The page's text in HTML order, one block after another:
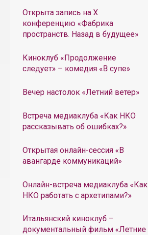
Открыта запись на X
конференцию «Фабрика
пространств. Назад в будущее»
Киноклуб «Продолжение
следует» – комедия «В супе»
Вечер настолок «Летний ветер»
Встреча медиаклуба «Как НКО
рассказывать об ошибках?»
Открытая онлайн-сессия «В
авангарде коммуникаций»
Онлайн-встреча медиаклуба «Как
НКО работать с архетипами?»
Итальянский киноклуб –
документальный фильм «Летние